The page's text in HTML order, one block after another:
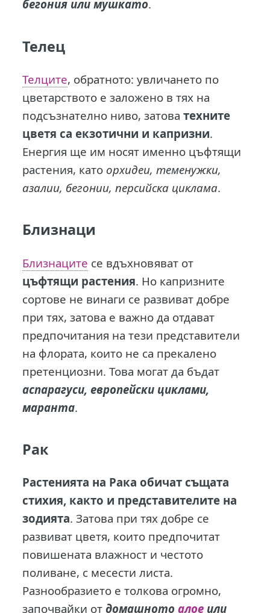
бегония или мушкато.
Телец
Телците, обратното: увличането по
цветарството е заложено в тях на
подсъзнателно ниво, затоватехните
цветя са екзотични и капризни.
Енергия ще им носят именно цъфтящи
растения, като орхидеи, теменужки,
азалии, бегонии, персийска циклама.
Близнаци
Близнаците се вдъхновяват от
цъфтящи растения. Но капризните
сортове не винаги се развиват добре
при тях, затова е важно да отдават
предпочитания на тези представители
на флората, които не са прекалено
претенциозни. Това могат да бъдат
аспарагуси, европейски циклами,
маранта.
Рак
Растенията на Рака обичат същата
стихия, както и представителите на
зодията. Затова при тях добре се
развиват цветя, които предпочитат
повишената влажност и честото
поливане, с месести листа.
Разнообразието е толкова огромно,
започвайки отдомашнотоалое или